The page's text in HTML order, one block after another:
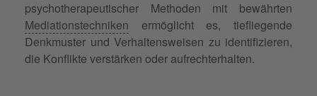
psychotherapeutischer Methoden mit bewährten
Mediationstechniken ermöglicht es, tiefliegende
Denkmuster und Verhaltensweisen zu identifizieren,
die Konflikte verstärken oder aufrechterhalten.